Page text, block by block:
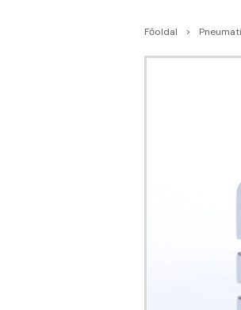
Főoldal